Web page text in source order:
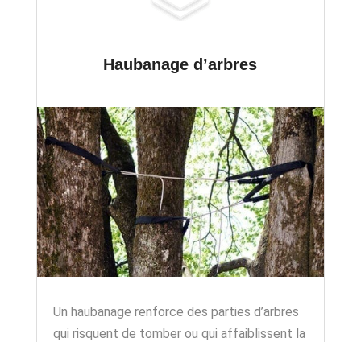
Haubanage d’arbres
Un haubanage renforce des parties d’arbres
qui risquent de tomber ou qui affaiblissent la